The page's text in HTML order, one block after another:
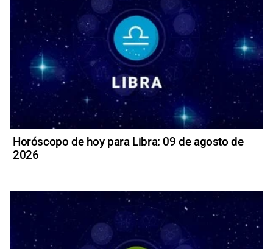
Horóscopo de hoy para Libra: 09 de agosto de
2026